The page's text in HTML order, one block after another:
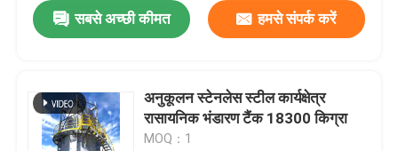
हमारे बारे में
गुणवत्ता नियंत्रण
सबसे अच्छी कीमत हमसे संपर्क करें
अनुकूलन स्टेनलेस स्टील कार्यक्षेत्र
रासायनिक भंडारण टैंक 18300 किग्रा
MOQ：1